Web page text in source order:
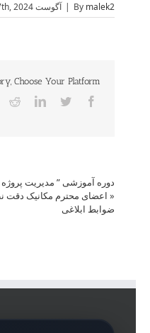
By malek2
| آگوست 7th, 2024
Choose Your Platform!
Facebook
Twitter
LinkedIn
دوره آموزشی ” مدیریت
« اعضای محترم مکانیک دقت
ضوابط ابلاغی